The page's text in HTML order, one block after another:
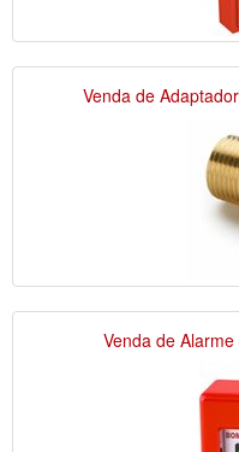
Venda de
Venda de